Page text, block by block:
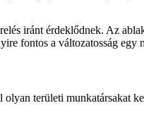
iránt érdeklődnek. Az
fontos a változatosság egy
területi munkatársakat